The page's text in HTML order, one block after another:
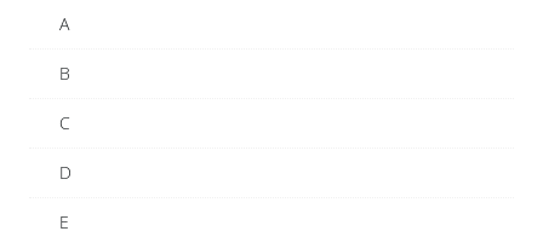
A
B
C
D
E